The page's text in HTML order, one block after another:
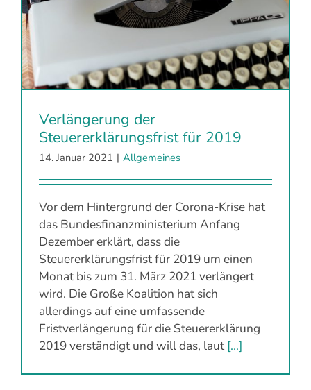
Verlängerung der
Steuererklärungsfrist für 2019
14. Januar 2021 | Allgemeines
Vor dem Hintergrund der Corona-Krise hat
das Bundesfinanzministerium Anfang
Dezember erklärt, dass die
Steuererklärungsfrist für 2019 um einen
Monat bis zum 31. März 2021 verlängert
wird. Die Große Koalition hat sich
allerdings auf eine umfassende
Fristverlängerung für die Steuererklärung
2019 verständigt und will das, laut [...]